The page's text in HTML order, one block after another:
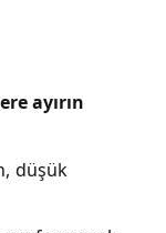
ayırın
düşük